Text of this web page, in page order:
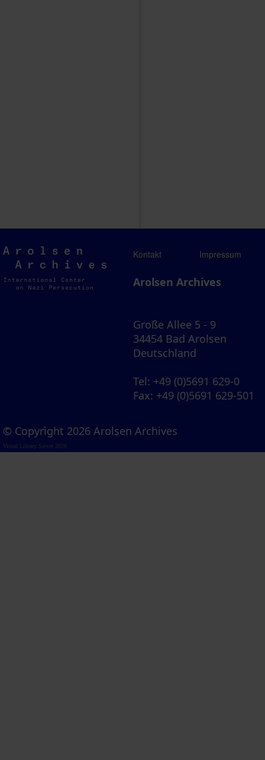
Arolsen
Archives
Kontakt Impressum
Arolsen Archives
Große Allee 5 - 9
34454 Bad Arolsen
Deutschland
Tel: +49 (0)5691 629-0
Fax: +49 (0)5691 629-501
© Copyright 2026 Arolsen Archives
Visual Library Server 2026